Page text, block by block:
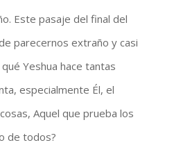
Este pasaje del final del
parecernos extraño y casi
Yeshua hace tantas
especialmente Él, el
Aquel que prueba los
de todos?